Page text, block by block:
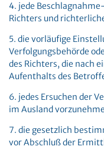
4. jede
Richters und
5. die vorläufige
Verfolgungsbehörde
des Richters, die nach
Aufenthalts des
6. jedes Ersuchen der
im Ausland
7. die gesetzlich
vor Abschluß der